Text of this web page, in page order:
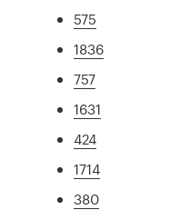
575
1836
757
1631
424
1714
380